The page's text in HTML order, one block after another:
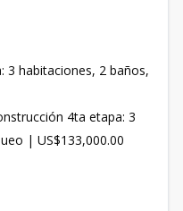
3 habitaciones, 2 baños,
4ta etapa: 3
| US$133,000.00